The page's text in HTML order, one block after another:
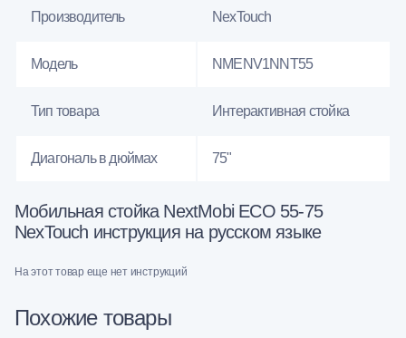
Производитель NexTouch
Модель NMENV1NNT55
Тип товара Интерактивная стойка
Диагональ в дюймах 75"
Мобильная стойка NextMobi ECO 55-75
NexTouch инструкция на русском языке
На этот товар еще нет инструкций
Похожие товары